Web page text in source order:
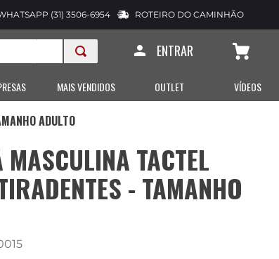
(31) 3506-6954 ROTEIRO DO CAMINHÃO
ENTRAR
MAIS VENDIDOS OUTLET VÍDEOS
ADULTO
TACTEL
- TAMANHO